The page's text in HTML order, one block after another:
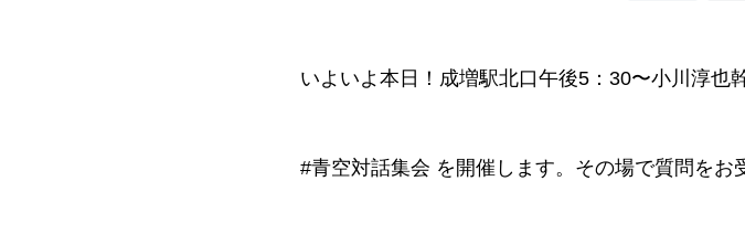
いよいよ本日！成増駅北口午後5：30〜小川淳也
#青空対話集会 を開催します。その場で質問をお